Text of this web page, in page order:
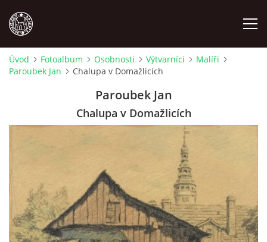
MÍSTOPIS
OSOBNOSTI
ODKAZY
Úvod Fotoalbum Osobnosti Výtvarníci
Malíři
Paroubek Jan
Chalupa v Domažlicích
Paroubek Jan
Chalupa v Domažlicích